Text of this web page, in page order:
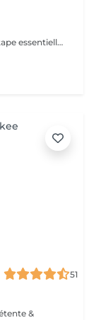
La consultation pour le détatouage est une étape essentielle avant le traitement. Elle permet d'évaluer la taille, les couleurs et la profondeur du tatouage, ainsi que le type de peau du patient. Le professionnel explique le déroulement du traitement, le nombre de séances nécessaires et les éventuels effets secondaires. C'est aussi le moment pour poser toutes vos questions et discuter des attentes en termes de résultats
51
&